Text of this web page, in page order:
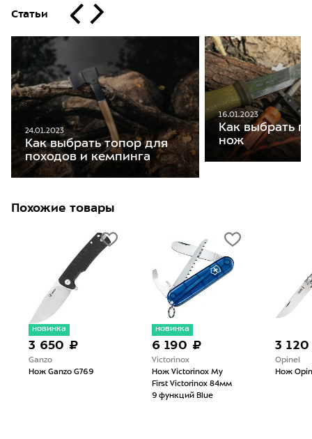
Статьи
24.01.2023
Как выбрать топор для
походов и кемпинга
16.01.2023
Как выбрать
нож
Похожие товары
новинка
3 650 ₽
Ganzo
Нож Ganzo G769
новинка
6 190 ₽
Victorinox
Нож Victorinox My
First Victorinox 84мм
9 функций Blue
3
Opinel
Нож